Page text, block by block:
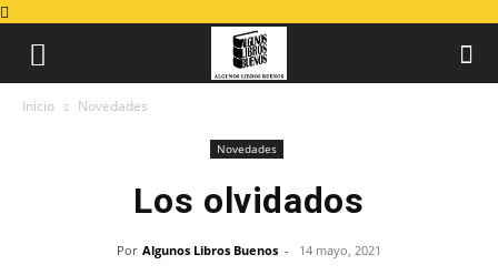
Inicio Novedades
Novedades
Los olvidados
Por Algunos Libros Buenos - 14 mayo, 2021